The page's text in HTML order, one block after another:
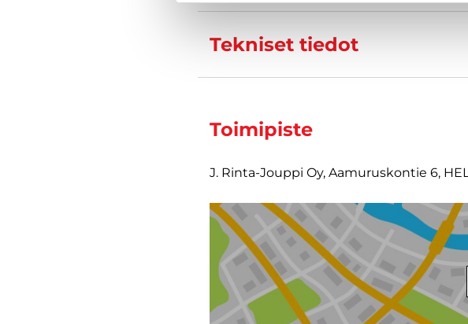
Tekniset tiedot
Toimipiste
J. Rinta-Jouppi Oy, Aamuruskontie 6,